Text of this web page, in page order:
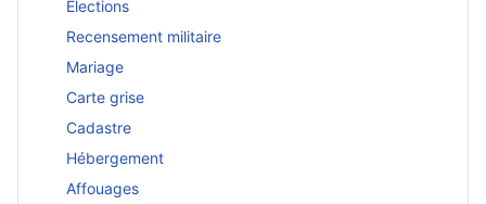
Elections
Recensement militaire
Mariage
Carte grise
Cadastre
Hébergement
Affouages